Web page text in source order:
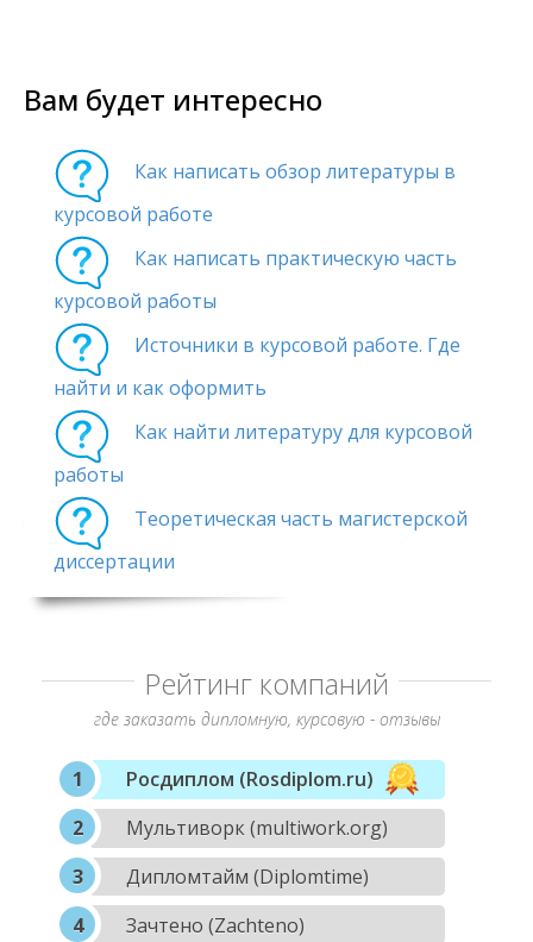
Вам будет интересно
Как написать обзор литературы в
курсовой работе
Как написать практическую часть
курсовой работы
Источники в курсовой работе. Где
найти и как оформить
Как найти литературу для курсовой
работы
Теоретическая часть магистерской
диссертации
Рейтинг компаний
где заказать дипломную, курсовую - отзывы
Росдиплом (Rosdiplom.ru)
Мультиворк (multiwork.org)
Дипломтайм (Diplomtime)
Зачтено (Zachteno)